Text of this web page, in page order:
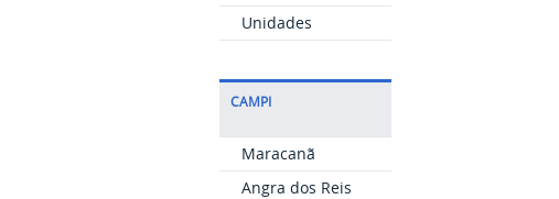
Unidades
CAMPI
Maracanã
Angra dos Reis